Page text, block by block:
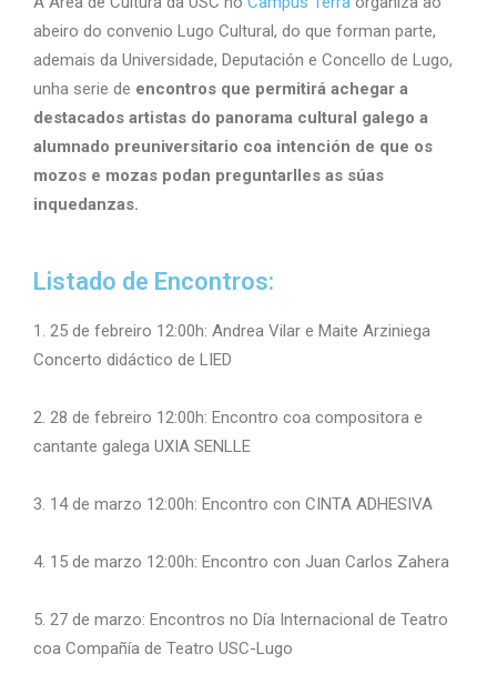
abeiro do convenio Lugo Cultural, do que forman parte,
ademais da Universidade, Deputación e Concello de Lugo,
unha serie de encontros que permitirá achegar a
destacados artistas do panorama cultural galego a
alumnado preuniversitario coa intención de que os
mozos e mozas podan preguntarlles as súas
inquedanzas.
Listado de Encontros:
1. 25 de febreiro 12:00h: Andrea Vilar e Maite Arziniega
Concerto didáctico de LIED
2. 28 de febreiro 12:00h: Encontro coa compositora e
cantante galega UXIA SENLLE
3. 14 de marzo 12:00h: Encontro con CINTA ADHESIVA
4. 15 de marzo 12:00h: Encontro con Juan Carlos Zahera
5. 27 de marzo: Encontros no Día Internacional de Teatro
coa Compañía de Teatro USC-Lugo